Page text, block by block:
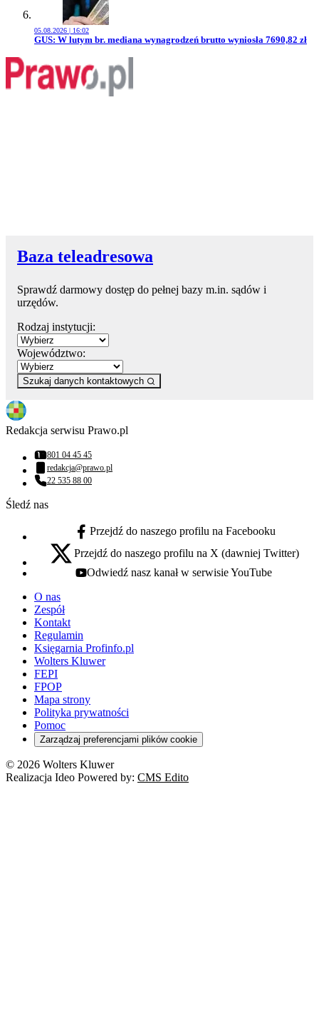
05.08.2026 | 16:02
Przejdź do artykułu:
GUS: W lutym br. mediana wynagrodzeń brutto wyniosła 7690,82 zł
Baza teleadresowa
Sprawdź darmowy dostęp do pełnej bazy m.in. sądów i
urzędów.
Rodzaj instytucji:
Województwo:
Szukaj danych kontaktowych
Redakcja serwisu Prawo.pl
Numer telefonu:
801 04 45 45
Adres email:
redakcja@prawo.pl
Numer telefonu:
22 535 88 00
Śledź nas
facebook - otwiera się w nowej karcie
Przejdź do naszego profilu na Facebooku
x - otwiera się w nowej karcie
Przejdź do naszego profilu na X (dawniej Twitter)
youtube - otwiera się w nowej karcie
Odwiedź nasz kanał w serwisie YouTube
O nas
Zespół
Kontakt
Regulamin
Księgarnia Profinfo.pl
Wolters Kluwer
FEPI
FPOP
Mapa strony
Polityka prywatności
Pomoc
Zarządzaj preferencjami plików cookie
© 2026 Wolters Kluwer
Realizacja Ideo Powered by: CMS Edito